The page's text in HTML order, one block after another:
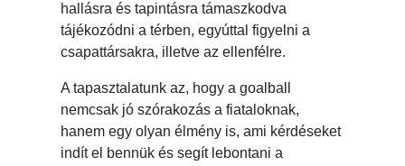
hallásra és tapintásra támaszkodva
tájékozódni a térben, egyúttal figyelni a
csapattársakra, illetve az ellenfélre.
A tapasztalatunk az, hogy a goalball
nemcsak jó szórakozás a fiataloknak,
hanem egy olyan élmény is, ami kérdéseket
indít el bennük és segít lebontani a